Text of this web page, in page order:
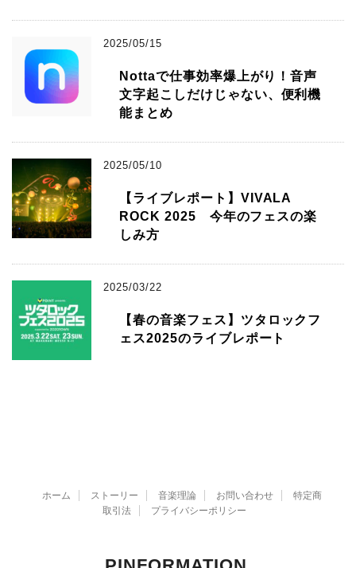
2025/05/15
Nottaで仕事効率爆上がり！音声
文字起こしだけじゃない、便利機
能まとめ
2025/05/10
【ライブレポート】VIVALA
ROCK 2025 今年のフェスの楽
しみ方
2025/03/22
【春の音楽フェス】ツタロックフ
ェス2025のライブレポート
ホーム ストーリー 音楽理論 お問い合わせ
特定商
取引法
プライバシーポリシー